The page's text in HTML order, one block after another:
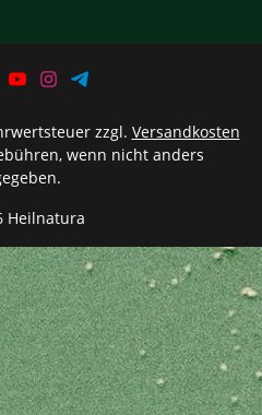
Heilnatura
zzgl. Versandkosten
wenn nicht anders